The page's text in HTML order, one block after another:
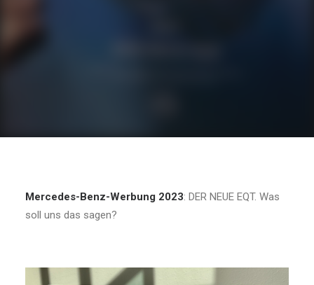
Mercedes-Benz-Werbung 2023: DER NEUE EQT. Was
soll uns das sagen?